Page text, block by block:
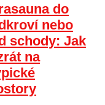
do
nebo
schody: Jak
na